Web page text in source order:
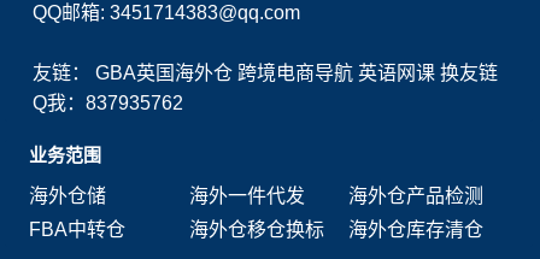
QQ邮箱: 3451714383@qq.com
友链：GBA英国海外仓 跨境电商导航 英语网课 换友链
Q我：837935762
业务范围
海外仓储
海外一件代发
海外仓产品检测
FBA中转仓
海外仓移仓换标 海外仓库存清仓